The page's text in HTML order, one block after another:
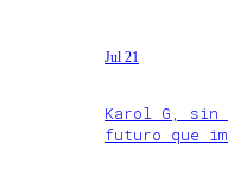
Jul 21
Karol G,
futuro que